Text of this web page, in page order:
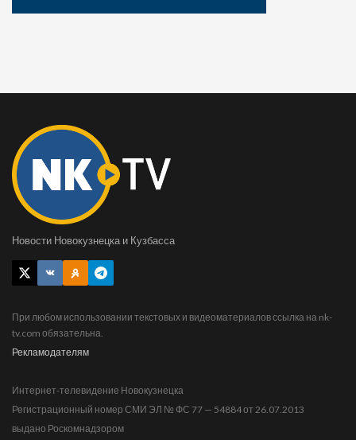
Новости Новокузнецка и Кузбасса
При любом использовании текстовых и видеоматериалов ссылка на nk-
tv.com обязательна.
Рекламодателям
Интернет-телевидение Новокузнецка
Регистрационный номер СМИ ЭЛ № ФС 77 — 54884 от 26.07.2013
выдано Роскомнадзором